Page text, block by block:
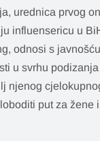
urednica prvog
influensericu u
odnosi s
u svrhu
njenog
put za žene